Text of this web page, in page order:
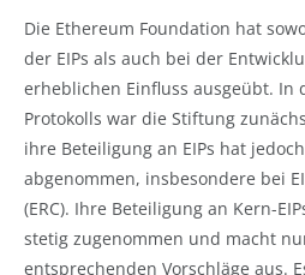
Die Ethereum Foundation hat
der EIPs als auch bei der
erheblichen Einfluss ausgeübt. In
Protokolls war die Stiftung
ihre Beteiligung an EIPs hat
abgenommen, insbesondere bei
(ERC). Ihre Beteiligung an Kern-
stetig zugenommen und macht
entsprechenden Vorschläge aus.